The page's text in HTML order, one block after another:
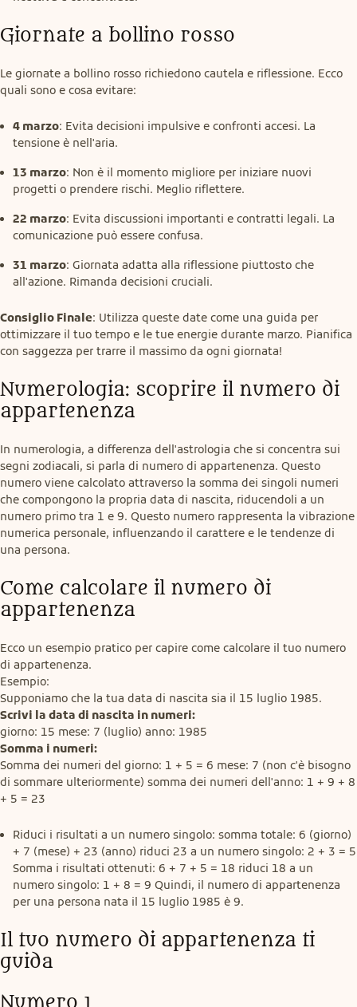
Giornate a bollino rosso
Le giornate a bollino rosso richiedono cautela e riflessione. Ecco
quali sono e cosa evitare:
4 marzo: Evita decisioni impulsive e confronti accesi. La
tensione è nell'aria.
13 marzo: Non è il momento migliore per iniziare nuovi
progetti o prendere rischi. Meglio riflettere.
22 marzo: Evita discussioni importanti e contratti legali. La
comunicazione può essere confusa.
31 marzo: Giornata adatta alla riflessione piuttosto che
all'azione. Rimanda decisioni cruciali.
Consiglio Finale: Utilizza queste date come una guida per
ottimizzare il tuo tempo e le tue energie durante marzo. Pianifica
con saggezza per trarre il massimo da ogni giornata!
Numerologia: scoprire il numero di
appartenenza
In numerologia, a differenza dell'astrologia che si concentra sui
segni zodiacali, si parla di numero di appartenenza. Questo
numero viene calcolato attraverso la somma dei singoli numeri
che compongono la propria data di nascita, riducendoli a un
numero primo tra 1 e 9. Questo numero rappresenta la vibrazione
numerica personale, influenzando il carattere e le tendenze di
una persona.
Come calcolare il numero di
appartenenza
Ecco un esempio pratico per capire come calcolare il tuo numero
di appartenenza.
Esempio:
Scrivi la data di nascita in numeri:
Somma i numeri:
Somma dei numeri del giorno: 1 + 5 = 6 mese: 7 (non c'è bisogno
di sommare ulteriormente) somma dei numeri dell'anno: 1 + 9 + 8
+ 5 = 23
Riduci i risultati a un numero singolo: somma totale: 6 (giorno)
+ 7 (mese) + 23 (anno) riduci 23 a un numero singolo: 2 + 3 = 5
Somma i risultati ottenuti: 6 + 7 + 5 = 18 riduci 18 a un
numero singolo: 1 + 8 = 9 Quindi, il numero di appartenenza
per una persona nata il 15 luglio 1985 è 9.
Il tuo numero di appartenenza ti
guida
Numero 1